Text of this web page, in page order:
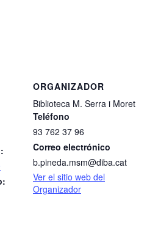
ORGANIZADOR
Biblioteca M. Serra i Moret
Teléfono
93 762 37 96
Correo electrónico
b.pineda.msm@diba.cat
Ver el sitio web del
Organizador